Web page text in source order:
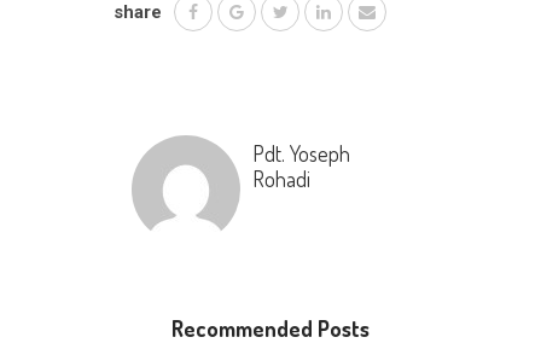
share
Pdt. Yoseph
Rohadi
Recommended Posts